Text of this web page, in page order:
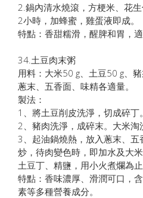
2.鍋內清水燒滾，方梗米、花
2小時，加蜂蜜，雞蛋液即成。
特點：香甜糯滑，醒脾和胃，
34.土豆肉末粥
用料：大米50 g、土豆50 g、
蔥末、五香面、味精各適量。
製法：
1、將土豆削皮洗淨，切成碎丁。
2、豬肉洗淨，成碎末。大米淘
3、起油鍋燒熱，放入蔥末、
炒，待肉變色時，即加水及大
土豆丁、精鹽，用小火煮爛為
特點：香味濃厚、滑潤可口，
素等多種營養成分。